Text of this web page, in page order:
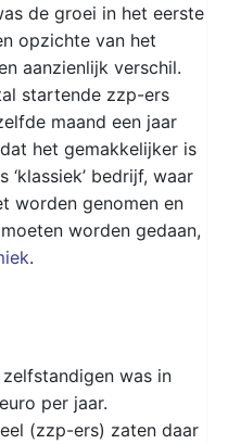
de groei in het eerste
opzichte van het
aanzienlijk verschil.
startende zzp-ers
maand een jaar
het gemakkelijker is
bedrijf, waar
worden genomen en
worden gedaan,
.
was in
per jaar.
(zzp-ers) zaten daar